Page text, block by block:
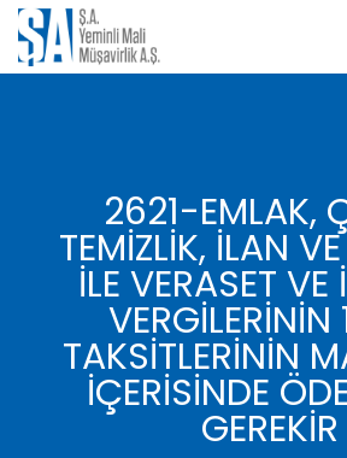
2621-EMLAK,
TEMİZLİK, İLAN
İLE VERASET VE
VERGİLERİNİN
TAKSİTLERİNİN
İÇERİSİNDE
GEREKİR